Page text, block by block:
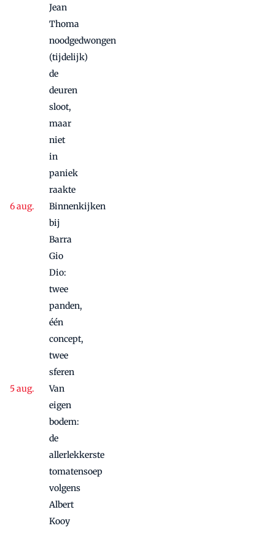
Jean
Thoma
noodgedwongen
(tijdelijk)
de
deuren
sloot,
maar
niet
in
paniek
raakte
Binnenkijken
bij
Barra
Gio
Dio:
twee
panden,
één
concept,
twee
sferen
Van
eigen
bodem:
de
allerlekkerste
tomatensoep
volgens
Albert
Kooy